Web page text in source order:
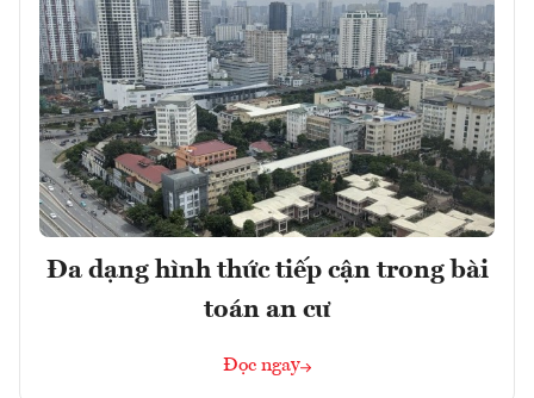
Đa dạng hình thức tiếp cận trong bài
toán an cư
Đọc ngay